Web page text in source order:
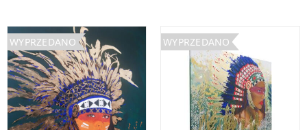
WYPRZEDANO WYPRZEDANO